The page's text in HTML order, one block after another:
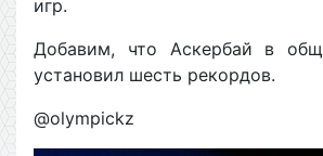
игр.
Добавим, что Аскербай в
установил шесть рекордов.
@olympickz